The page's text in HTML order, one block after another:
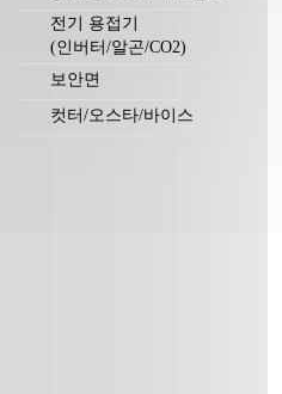
전기 용접기
(인버터/알곤/CO2)
보안면
컷터/오스타/바이스